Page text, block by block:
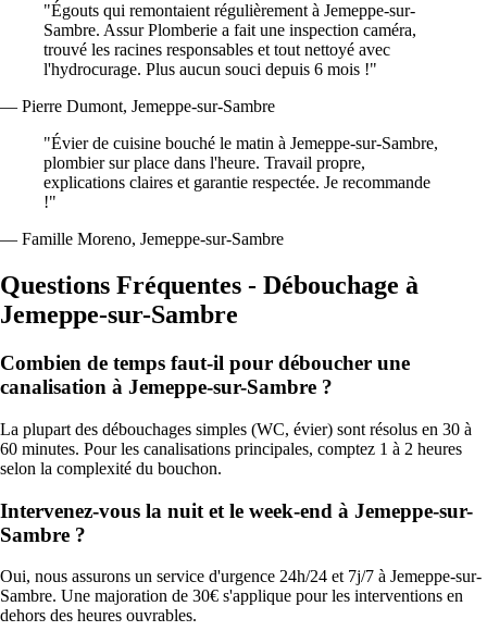
"Égouts qui remontaient régulièrement à Jemeppe-sur-
Sambre. Assur Plomberie a fait une inspection caméra,
trouvé les racines responsables et tout nettoyé avec
l'hydrocurage. Plus aucun souci depuis 6 mois !"
— Pierre Dumont, Jemeppe-sur-Sambre
"Évier de cuisine bouché le matin à Jemeppe-sur-Sambre,
plombier sur place dans l'heure. Travail propre,
explications claires et garantie respectée. Je recommande
!"
— Famille Moreno, Jemeppe-sur-Sambre
Questions Fréquentes - Débouchage à
Jemeppe-sur-Sambre
Combien de temps faut-il pour déboucher une
canalisation à Jemeppe-sur-Sambre ?
La plupart des débouchages simples (WC, évier) sont résolus en 30 à
60 minutes. Pour les canalisations principales, comptez 1 à 2 heures
selon la complexité du bouchon.
Intervenez-vous la nuit et le week-end à Jemeppe-sur-
Sambre ?
Oui, nous assurons un service d'urgence 24h/24 et 7j/7 à Jemeppe-sur-
Sambre. Une majoration de 30€ s'applique pour les interventions en
dehors des heures ouvrables.